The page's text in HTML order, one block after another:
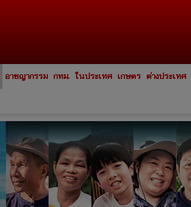
อาชญากรรม กทม. ในประเทศ เกษตร ต่างประเทศ